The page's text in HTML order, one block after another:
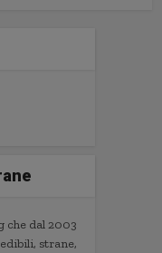
che dal 2003
strane,